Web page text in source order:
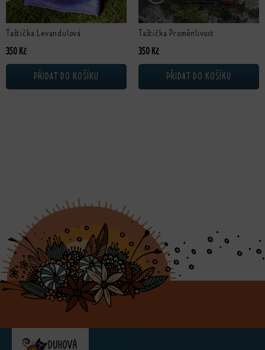
Taštička Levandulová
350 Kč
PŘIDAT DO KOŠÍKU
Taštička Proměnlivost
350 Kč
PŘIDAT DO KOŠÍKU